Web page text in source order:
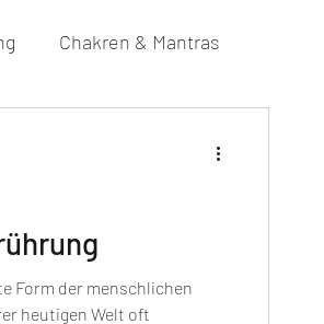
Chakren & Mantras
Form der menschlichen
heutigen Welt oft